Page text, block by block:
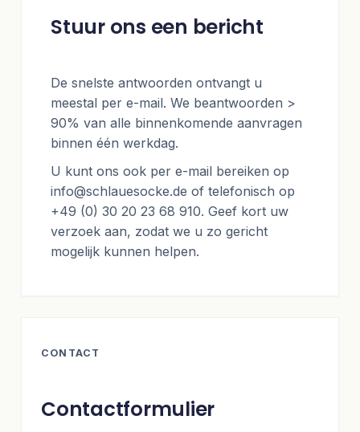
Stuur ons een bericht
De snelste antwoorden ontvangt u
meestal per e-mail. We beantwoorden >
90% van alle binnenkomende aanvragen
binnen één werkdag.
U kunt ons ook per e-mail bereiken op
info@schlauesocke.de of telefonisch op
+49 (0) 30 20 23 68 910. Geef kort uw
verzoek aan, zodat we u zo gericht
mogelijk kunnen helpen.
CONTACT
Contactformulier